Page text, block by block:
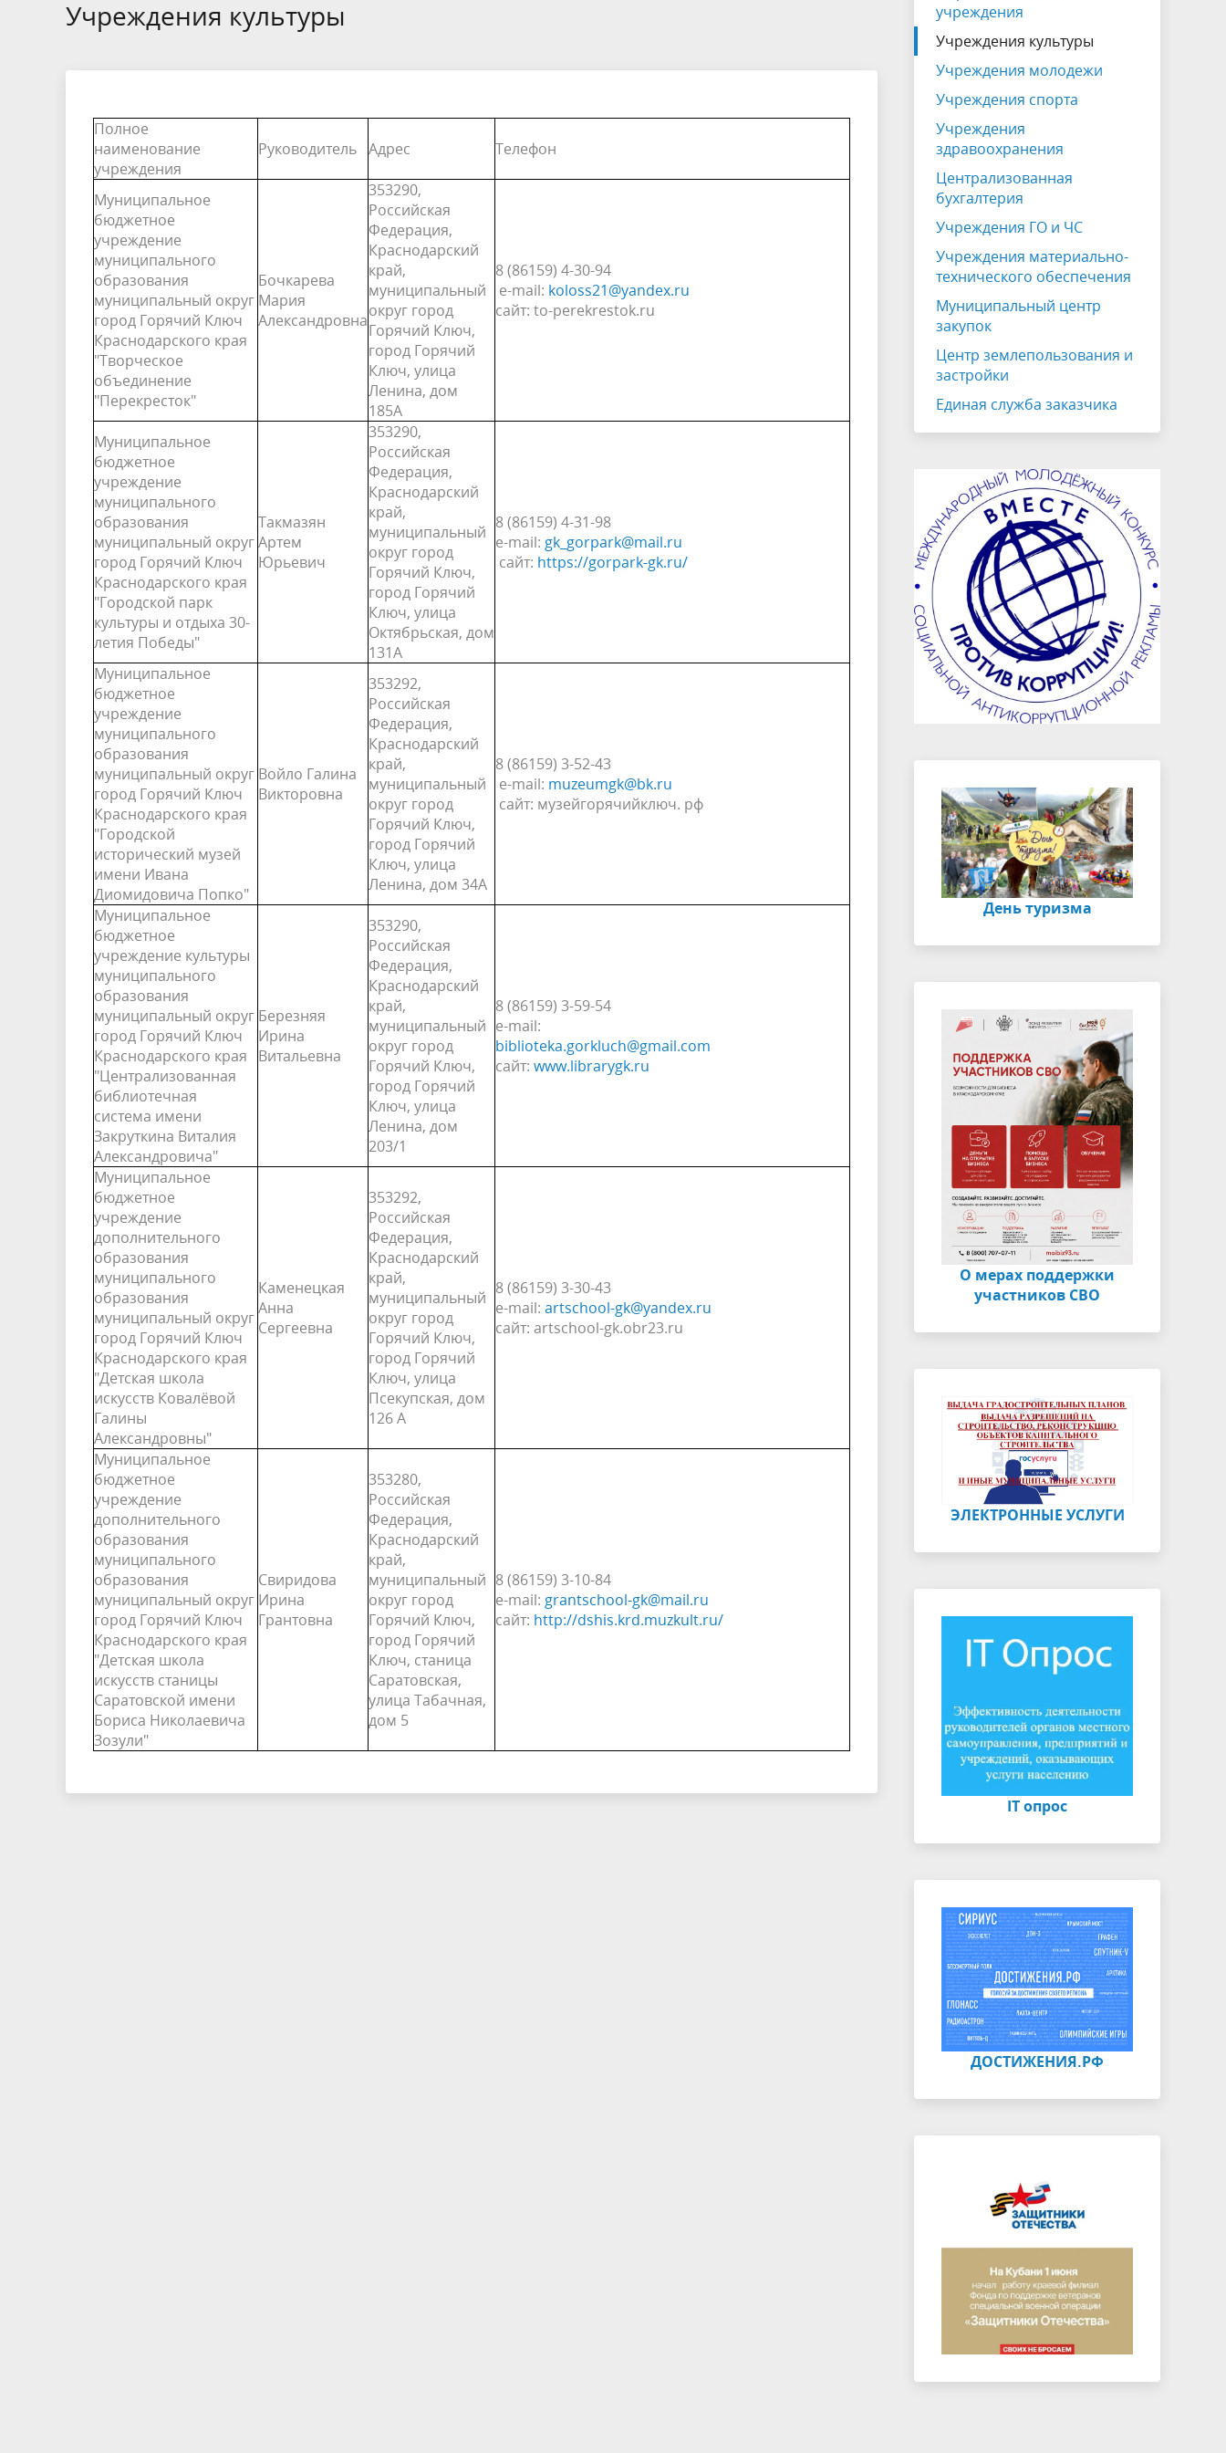
алкогольной продукции
Электронная Книга памяти
правопорядок
Учреждения культуры
Полное
наименование
учреждения
Руководитель Адрес Телефон
Муниципальное
бюджетное
учреждение
муниципального
образования
муниципальный округ
город Горячий Ключ
Краснодарского края
"Творческое
объединение
"Перекресток"
Бочкарева
Мария
Александровна
353290,
Российская
Федерация,
Краснодарский
край,
муниципальный
округ город
Горячий Ключ,
город Горячий
Ключ, улица
Ленина, дом
185А
8 (86159) 4-30-94
е-mail: koloss21@yandex.ru
сайт: to-perekrestok.ru
Муниципальное
бюджетное
учреждение
муниципального
образования
муниципальный округ
город Горячий Ключ
Краснодарского края
"Городской парк
культуры и отдыха 30-
летия Победы"
Такмазян
Артем
Юрьевич
353290,
Российская
Федерация,
Краснодарский
край,
муниципальный
округ город
Горячий Ключ,
город Горячий
Ключ, улица
Октябрьская, дом
131А
8 (86159) 4-31-98
е-mail: gk_gorpark@mail.ru
сайт: https://gorpark-gk.ru/
Муниципальное
бюджетное
учреждение
муниципального
образования
муниципальный округ
город Горячий Ключ
Краснодарского края
"Городской
исторический музей
имени Ивана
Диомидовича Попко"
Войло Галина
Викторовна
353292,
Российская
Федерация,
Краснодарский
край,
муниципальный
округ город
Горячий Ключ,
город Горячий
Ключ, улица
Ленина, дом 34А
8 (86159) 3-52-43
е-mail: muzeumgk@bk.ru
сайт: музейгорячийключ. рф
Муниципальное
бюджетное
учреждение культуры
муниципального
образования
муниципальный округ
город Горячий Ключ
Краснодарского края
"Централизованная
библиотечная
система имени
Закруткина Виталия
Александровича"
Березняя
Ирина
Витальевна
353290,
Российская
Федерация,
Краснодарский
край,
муниципальный
округ город
Горячий Ключ,
город Горячий
Ключ, улица
Ленина, дом
203/1
8 (86159) 3-59-54
е-mail:
biblioteka.gorkluch@gmail.com
сайт: www.librarygk.ru
Муниципальное
бюджетное
учреждение
дополнительного
образования
муниципального
образования
муниципальный округ
город Горячий Ключ
Краснодарского края
"Детская школа
искусств Ковалёвой
Галины
Александровны"
Каменецкая
Анна
Сергеевна
353292,
Российская
Федерация,
Краснодарский
край,
муниципальный
округ город
Горячий Ключ,
город Горячий
Ключ, улица
Псекупская, дом
126 А
8 (86159) 3-30-43
е-mail: artschool-gk@yandex.ru
сайт: artschool-gk.obr23.ru
Муниципальное
бюджетное
учреждение
дополнительного
образования
муниципального
образования
муниципальный округ
город Горячий Ключ
Краснодарского края
"Детская школа
искусств станицы
Саратовской имени
Бориса Николаевича
Зозули"
Свиридова
Ирина
Грантовна
353280,
Российская
Федерация,
Краснодарский
край,
муниципальный
округ город
Горячий Ключ,
город Горячий
Ключ, станица
Саратовская,
улица Табачная,
дом 5
8 (86159) 3-10-84
е-mail: grantschool-gk@mail.ru
сайт: http://dshis.krd.muzkult.ru/
учреждения
Учреждения культуры
Учреждения молодежи
Учреждения спорта
Учреждения
здравоохранения
Централизованная
бухгалтерия
Учреждения ГО и ЧС
Учреждения материально-
технического обеспечения
Муниципальный центр
закупок
Центр землепользования и
застройки
Единая служба заказчика
День туризма
О мерах поддержки
участников СВО
ЭЛЕКТРОННЫЕ УСЛУГИ
IT опрос
ДОСТИЖЕНИЯ.РФ